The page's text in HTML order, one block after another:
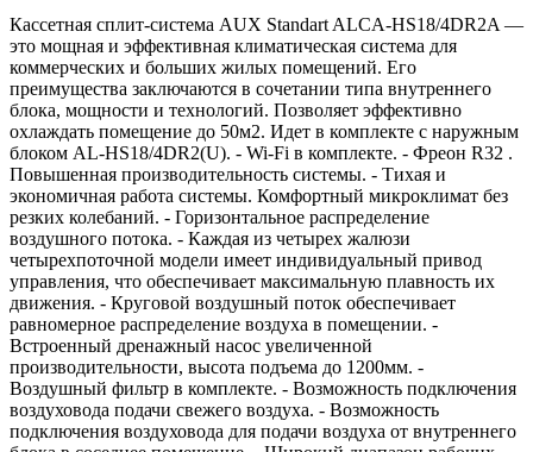
Кассетная сплит-система AUX Standart ALCA-HS18/4DR2A —
это мощная и эффективная климатическая система для
коммерческих и больших жилых помещений. Его
преимущества заключаются в сочетании типа внутреннего
блока, мощности и технологий. Позволяет эффективно
охлаждать помещение до 50м2. Идет в комплекте с наружным
блоком AL-HS18/4DR2(U). - Wi-Fi в комплекте. - Фреон R32 .
Повышенная производительность системы. - Тихая и
экономичная работа системы. Комфортный микроклимат без
резких колебаний. - Горизонтальное распределение
воздушного потока. - Каждая из четырех жалюзи
четырехпоточной модели имеет индивидуальный привод
управления, что обеспечивает максимальную плавность их
движения. - Круговой воздушный поток обеспечивает
равномерное распределение воздуха в помещении. -
Встроенный дренажный насос увеличенной
производительности, высота подъема до 1200мм. -
Воздушный фильтр в комплекте. - Возможность подключения
воздуховода подачи свежего воздуха. - Bозможность
подключения воздуховода для подачи воздуха от внутреннего